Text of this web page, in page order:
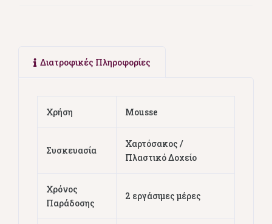
Διατροφικές Πληροφορίες
Χρήση Mousse
Συσκευασία
Χαρτόσακος /
Πλαστικό Δοχείο
Χρόνος
Παράδοσης
2 εργάσιμες μέρες